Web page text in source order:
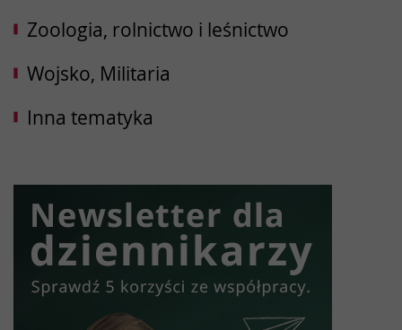
Zoologia, rolnictwo i leśnictwo
Wojsko, Militaria
Inna tematyka